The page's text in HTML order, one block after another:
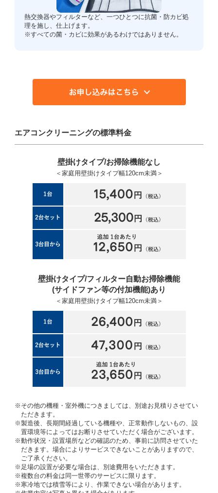
熱交換器やフィルターなど、一つひとつに抗菌・防カビ処
理を施し、仕上げます。
※すべての菌・カビに効果があるわけではありません。
エアコンクリーニングの標準料金
壁掛けタイプ/お掃除機能なし
＜家庭用壁掛けタイプ幅120cm未満＞
壁掛けタイプ/フィルター自動お掃除機能
(サイドファン等の付加機能)あり
＜家庭用壁掛けタイプ幅120cm未満＞
※その他の機種・室外機につきましては、別途お見積りさせてい
ただきます。
※製造後、長期間経過している機種や、正常動作しないもの、設
置環境等によってはお断りさせていただく場合がございます。
※動作状況・設置場所などの確認のため、事前に訪問させていた
だきます。場合によりサービスできないことがありますので、
ご了承ください。
※足場の設置が必要な場合は、別途費用をいただきます。
※複数台の料金は同一世帯のサービスに限ります。
※寒冷地では積雪等により、作業できない場合があります。